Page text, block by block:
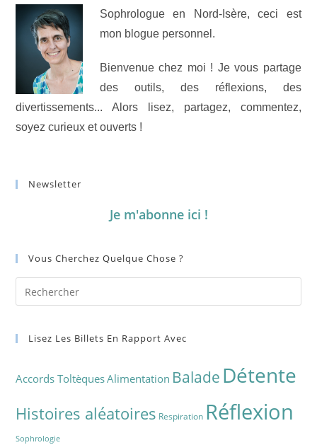
Sophrologue en Nord-Isère, ceci est
mon blogue personnel.
Bienvenue chez moi ! Je vous partage
des outils, des réflexions, des
divertissements... Alors lisez, partagez, commentez,
soyez curieux et ouverts !
Newsletter
Je m'abonne ici !
Vous Cherchez Quelque Chose ?
Lisez Les Billets En Rapport Avec
Accords ToltèquesAlimentation Balade Détente
Histoires aléatoires Respiration Réflexion
Sophrologie